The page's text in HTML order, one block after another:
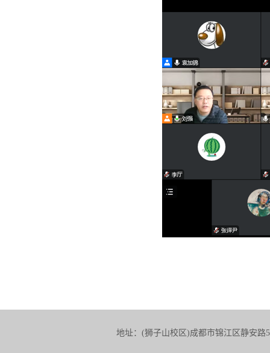
地址：(狮子山校区)成都市锦江区静